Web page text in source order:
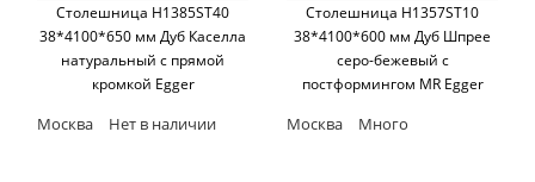
Столешница H1385ST40
38*4100*650 мм Дуб Каселла
натуральный с прямой
кромкой Egger
Москва Нет в наличии
Столешница H1357ST10
38*4100*600 мм Дуб Шпрее
серо-бежевый с
постформингом MR Egger
Москва Много